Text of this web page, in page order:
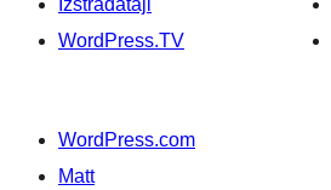
Izstrādātāji
WordPress.TV
WordPress.com
Matt